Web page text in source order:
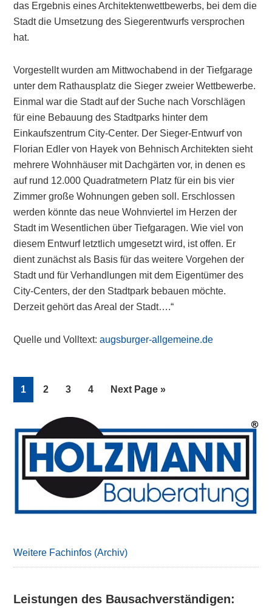
das Ergebnis eines Architektenwettbewerbs, bei dem die
Stadt die Umsetzung des Siegerentwurfs versprochen
hat.
Vorgestellt wurden am Mittwochabend in der Tiefgarage
unter dem Rathausplatz die Sieger zweier Wettbewerbe.
Einmal war die Stadt auf der Suche nach Vorschlägen
für eine Bebauung des Stadtparks hinter dem
Einkaufszentrum City-Center. Der Sieger-Entwurf von
Florian Edler von Hayek von Behnisch Architekten sieht
mehrere Wohnhäuser mit Dachgärten vor, in denen es
auf rund 12.000 Quadratmetern Platz für ein bis vier
Zimmer große Wohnungen geben soll. Erschlossen
werden könnte das neue Wohnviertel im Herzen der
Stadt im Wesentlichen über Tiefgaragen. Wie viel von
diesem Entwurf letztlich umgesetzt wird, ist offen. Er
dient zunächst als Basis für das weitere Vorgehen der
Stadt und für Verhandlungen mit dem Eigentümer des
City-Centers, der den Stadtpark bebauen möchte.
Derzeit gehört das Areal der Stadt….“
Quelle und Volltext:augsburger-allgemeine.de
Page
1 Page
2 Page
3 Page
4
Go
Next Page »
Primary
Sidebar
Weitere Fachinfos (Archiv)
Leistungen des Bausachverständigen: